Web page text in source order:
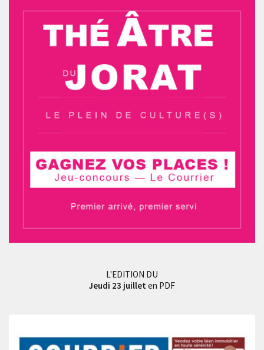
L'EDITION DU
Jeudi 23 juillet en PDF